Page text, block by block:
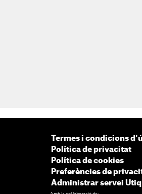
Termes i condicions
Política de privacitat
Política de cookies
Preferències de
Administrar servei Utiq